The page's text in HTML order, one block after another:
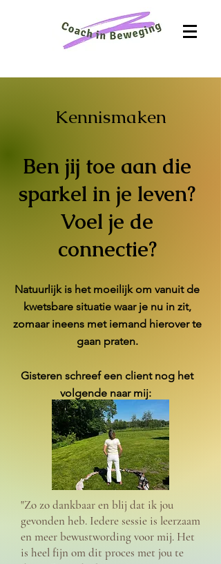
Kennismaken
Ben jij toe aan die
sparkel in je leven?
Voel je de
connectie?
Natuurlijk is het moeilijk om vanuit de
kwetsbare situatie waar je nu in zit,
zomaar ineens met iemand hierover te
gaan praten.
Gisteren schreef een client nog het
volgende naar mij:
"Zo zo dankbaar en blij dat ik jou
gevonden heb. Iedere sessie is leerzaam
en meer bewustwording voor mij. Het
is heel fijn om dit proces met jou te